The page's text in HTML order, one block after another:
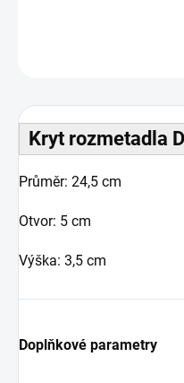
Kryt rozmetadla
Průměr: 24,5 cm
Otvor: 5 cm
Výška: 3,5 cm
Doplňkové parametry